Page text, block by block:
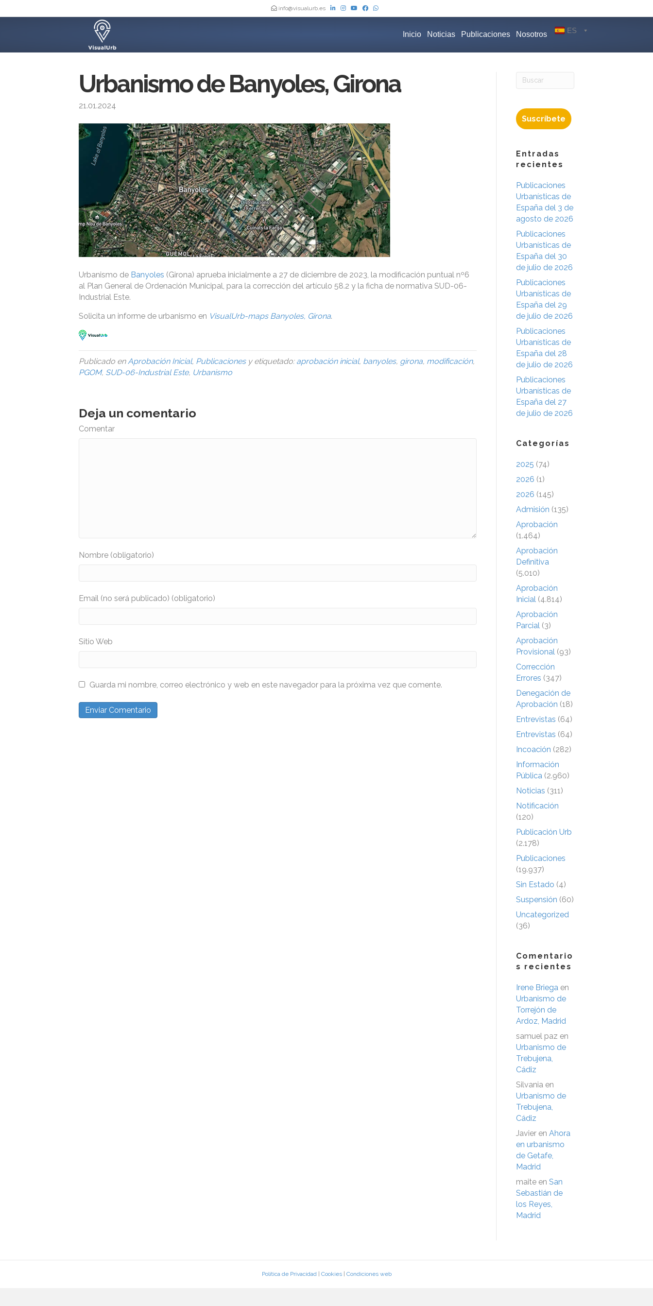
info@visualurb.es
Inicio Noticias Publicaciones Nosotros ES
Urbanismo de Banyoles, Girona
21.01.2024
Urbanismo de Banyoles (Girona) aprueba inicialmente a 27 de diciembre de 2023, la modificación puntual nº6
al Plan General de Ordenación Municipal, para la corrección del artículo 58.2 y la ficha de normativa SUD-06-
Industrial Este.
Solicita un informe de urbanismo en VisualUrb-maps Banyoles, Girona.
Publicado enAprobación Inicial, Publicacionesy etiquetado: aprobación inicial, banyoles, girona, modificación,
PGOM, SUD-06-Industrial Este, Urbanismo
Deja un comentario
Comentar
Nombre (obligatorio)
Email (no será publicado) (obligatorio)
Sitio Web
Guarda mi nombre, correo electrónico y web en este navegador para la próxima vez que comente.
Suscríbete
Entradas
recientes
Publicaciones
Urbanísticas de
España del 3 de
agosto de 2026
Publicaciones
Urbanísticas de
España del 30
de julio de 2026
Publicaciones
Urbanísticas de
España del 29
de julio de 2026
Publicaciones
Urbanísticas de
España del 28
de julio de 2026
Publicaciones
Urbanísticas de
España del 27
de julio de 2026
Categorías
2025 (74)
2026 (1)
2026 (145)
Admisión (135)
Aprobación
(1.464)
Aprobación
Definitiva
(5.010)
Aprobación
Inicial (4.814)
Aprobación
Parcial (3)
Aprobación
Provisional (93)
Corrección
Errores (347)
Denegación de
Aprobación (18)
Entrevistas (64)
Entrevistas (64)
Incoación (282)
Información
Pública (2.960)
Noticias (311)
Notificación
(120)
Publicación Urb
(2.178)
Publicaciones
(19.937)
Sin Estado (4)
Suspensión (60)
Uncategorized
(36)
Comentario
s recientes
Irene Briega en
Urbanismo de
Torrejón de
Ardoz, Madrid
samuel paz en
Urbanismo de
Trebujena,
Cádiz
Silvania en
Urbanismo de
Trebujena,
Cádiz
Javier en Ahora
en urbanismo
de Getafe,
Madrid
maite en San
Sebastián de
los Reyes,
Madrid
Política de Privacidad| Cookies| Condiciones web